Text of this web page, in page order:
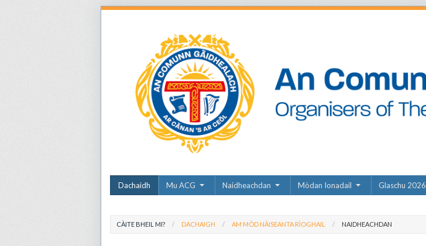
Dachaidh Mu ACG Naidheachdan Mòdan Ionadail Glaschu 2026
CÀITE BHEIL MI? DACHAIGH AM MÒD NÀISEANTA RÌOGHAIL NAIDHEACHDAN